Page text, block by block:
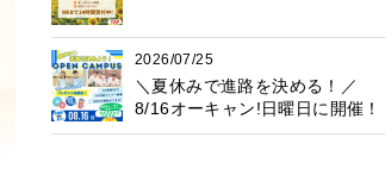
2026/07/25
＼夏休みで進路を決める！／
8/16オーキャン!日曜日に開催！
プレゼント抽選会も♪楽しく進路